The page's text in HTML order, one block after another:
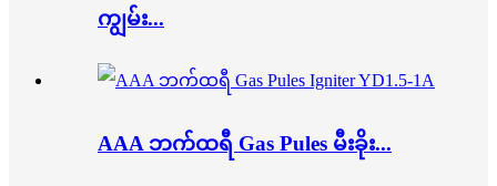
ကျွမ်း...
AAA ဘက်ထရီ Gas Pules မီးခိုး...